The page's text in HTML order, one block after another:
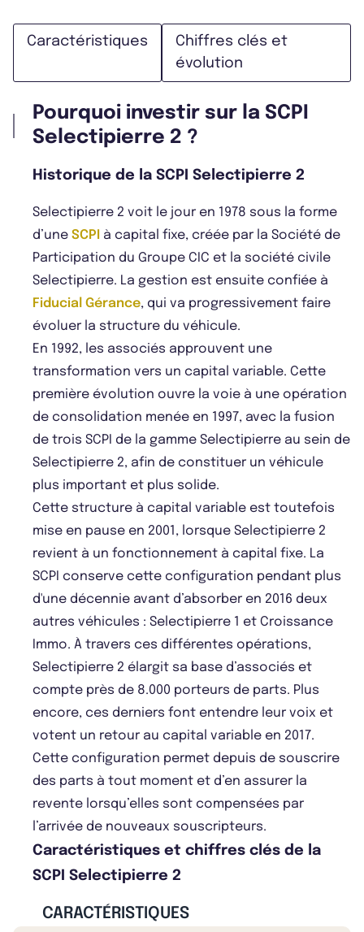
Caractéristiques
Chiffres clés et
évolution
Pourquoi investir sur la SCPI
Selectipierre 2 ?
Historique de la SCPI Selectipierre 2
Selectipierre 2 voit le jour en 1978 sous la forme
d’une SCPI à capital fixe, créée par la Société de
Participation du Groupe CIC et la société civile
Selectipierre. La gestion est ensuite confiée à
Fiducial Gérance, qui va progressivement faire
évoluer la structure du véhicule.
En 1992, les associés approuvent une
transformation vers un capital variable. Cette
première évolution ouvre la voie à une opération
de consolidation menée en 1997, avec la fusion
de trois SCPI de la gamme Selectipierre au sein de
Selectipierre 2, afin de constituer un véhicule
plus important et plus solide.
Cette structure à capital variable est toutefois
mise en pause en 2001, lorsque Selectipierre 2
revient à un fonctionnement à capital fixe. La
SCPI conserve cette configuration pendant plus
d'une décennie avant d’absorber en 2016 deux
autres véhicules : Selectipierre 1 et Croissance
Immo. À travers ces différentes opérations,
Selectipierre 2 élargit sa base d’associés et
compte près de 8.000 porteurs de parts. Plus
encore, ces derniers font entendre leur voix et
votent un retour au capital variable en 2017.
Cette configuration permet depuis de souscrire
des parts à tout moment et d’en assurer la
revente lorsqu’elles sont compensées par
l’arrivée de nouveaux souscripteurs.
Caractéristiques et chiffres clés de la
SCPI Selectipierre 2
CARACTÉRISTIQUES